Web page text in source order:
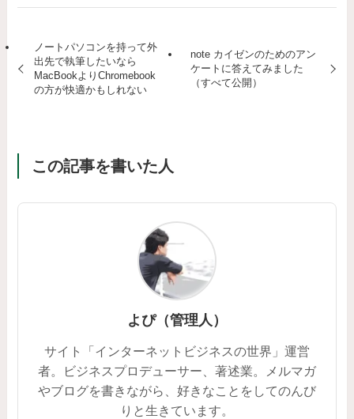
ノートパソコンを持って外
出先で執筆したいなら
MacBookよりChromebook
の方が快適かもしれない
note カイゼンのためのアン
ケートに答えてみました
（すべて公開）
この記事を書いた人
よぴ（管理人）
サイト「インターネットビジネスの世界」運営
者。ビジネスプロデューサー、著述業。メルマガ
やブログを書きながら、好きなことをしてのんび
りと生きています。